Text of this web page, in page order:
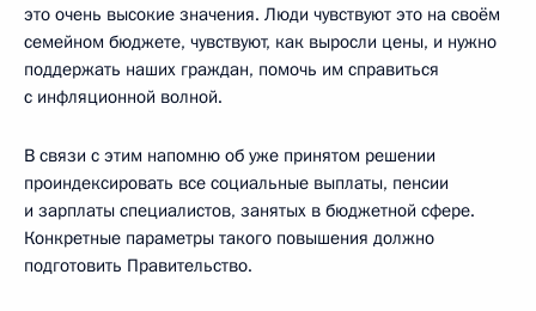
это очень высокие значения. Люди чувствуют это на своём
семейном бюджете, чувствуют, как выросли цены, и нужно
поддержать наших граждан, помочь им справиться
с инфляционной волной.
В связи с этим напомню об уже принятом решении
проиндексировать все социальные выплаты, пенсии
и зарплаты специалистов, занятых в бюджетной сфере.
Конкретные параметры такого повышения должно
подготовить Правительство.